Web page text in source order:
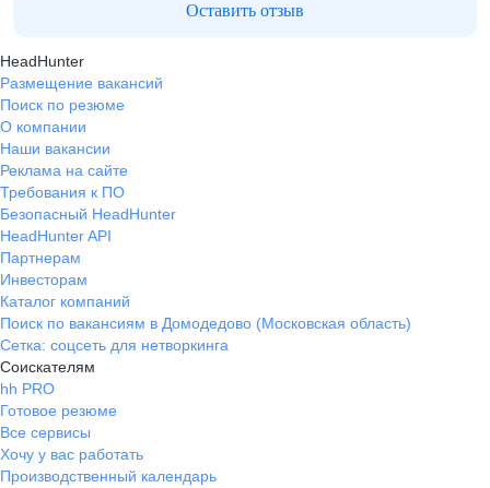
Оставить отзыв
HeadHunter
Размещение вакансий
Поиск по резюме
О компании
Наши вакансии
Реклама на сайте
Требования к ПО
Безопасный HeadHunter
HeadHunter API
Партнерам
Инвесторам
Каталог компаний
Поиск по вакансиям в Домодедово (Московская область)
Сетка: соцсеть для нетворкинга
Соискателям
hh PRO
Готовое резюме
Все сервисы
Хочу у вас работать
Производственный календарь